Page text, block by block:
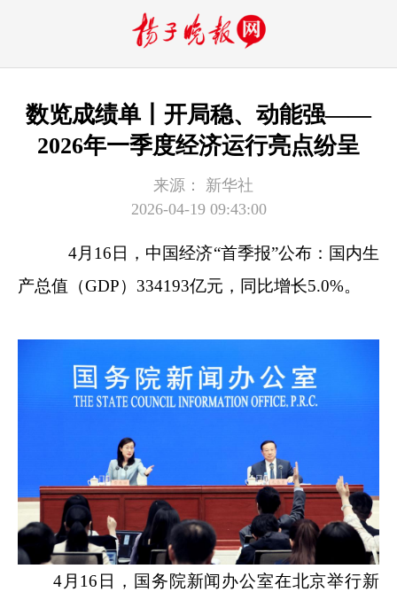
数览成绩单丨开局稳、动能强——
2026年一季度经济运行亮点纷呈
来源：
新华社
2026-04-19 09:43:00
4月16日，中国经济“首季报”公布：国内生
产总值（GDP）334193亿元，同比增长5.0%。
4月16日，国务院新闻办公室在北京举行新